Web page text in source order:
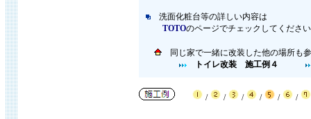
洗面化粧台等の詳しい内容は
TOTOのページでチェックしてくださ
同じ家で一緒に改装した他の場所も
トイレ改装 施工例４
/ / / / / /